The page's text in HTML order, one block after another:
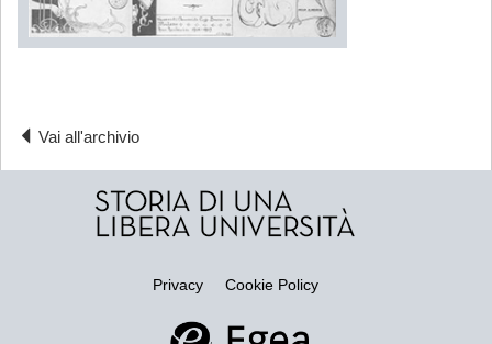
Vai all'archivio
Privacy Cookie Policy